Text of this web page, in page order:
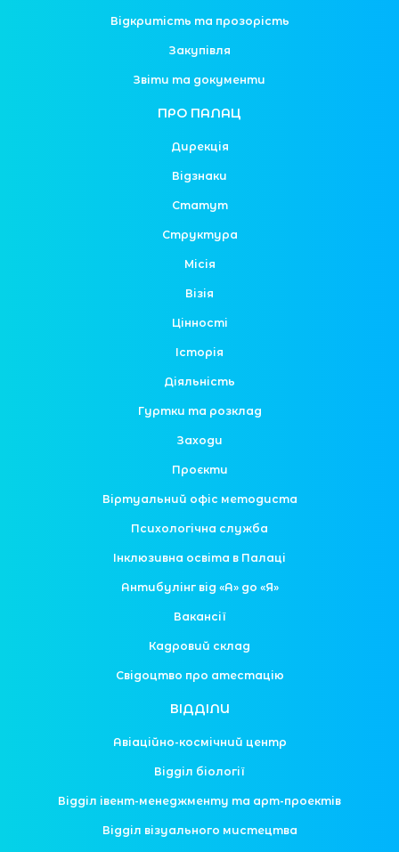
Відкритість та прозорість
Закупівля
Звіти та документи
ПРО ПАЛАЦ
Дирекція
Відзнаки
Статут
Структура
Місія
Візія
Цінності
Історія
Діяльність
Гуртки та розклад
Заходи
Проєкти
Віртуальний офіс методиста
Психологічна служба
Інклюзивна освіта в Палаці
Антибулінг від «А» до «Я»
Вакансії
Кадровий склад
Свідоцтво про атестацію
ВІДДІЛИ
Авіаційно-космічний центр
Відділ біології
Відділ івент-менеджменту та арт-проектів
Відділ візуального мистецтва